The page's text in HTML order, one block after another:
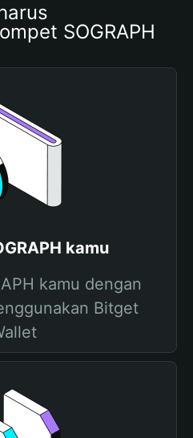
SOGRAPH
kamu
kamu dengan
Bitget